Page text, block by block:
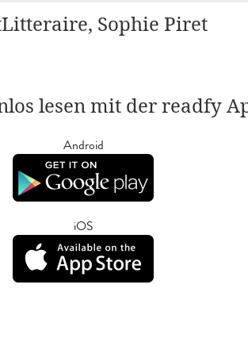
Sophie Piret
lesen mit der readfy
Android
iOS